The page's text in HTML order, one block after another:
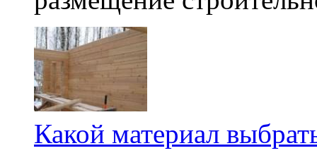
Какой материал